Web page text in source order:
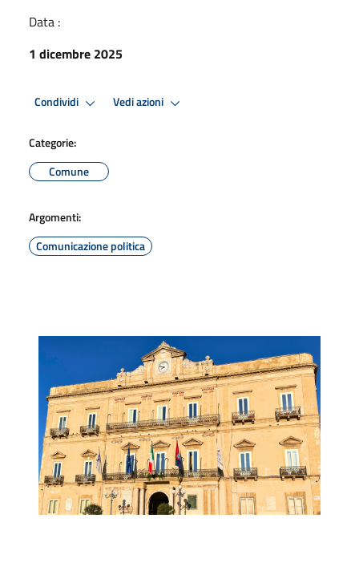
Data :
1 dicembre 2025
Condividi Vedi azioni
Categorie:
Comune
Argomenti:
Comunicazione politica